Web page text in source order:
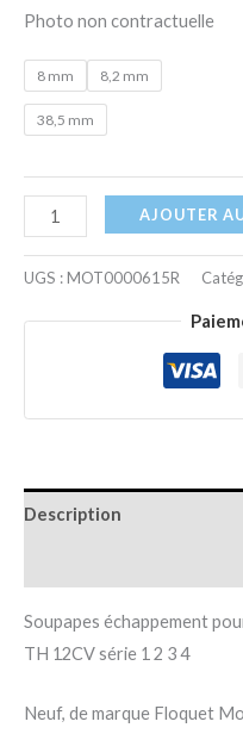
Photo non contractuelle
8 mm 8,2 mm
38,5 mm
AJOUTER
UGS :MOT0000615R
Description
Soupapes échappement
TH 12CV série 1 2 3 4
Neuf, de marque Floquet